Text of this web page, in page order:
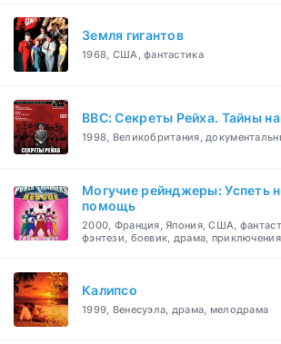
Земля гигантов
1968, США, фантастика
BBC: Секреты Рейха. Тайны
1998, Великобритания,
Могучие рейнджеры: Успеть
помощь
2000, Франция, Япония, США,
фэнтези, боевик, драма,
Калипсо
1999, Венесуэла, драма, мелодрама